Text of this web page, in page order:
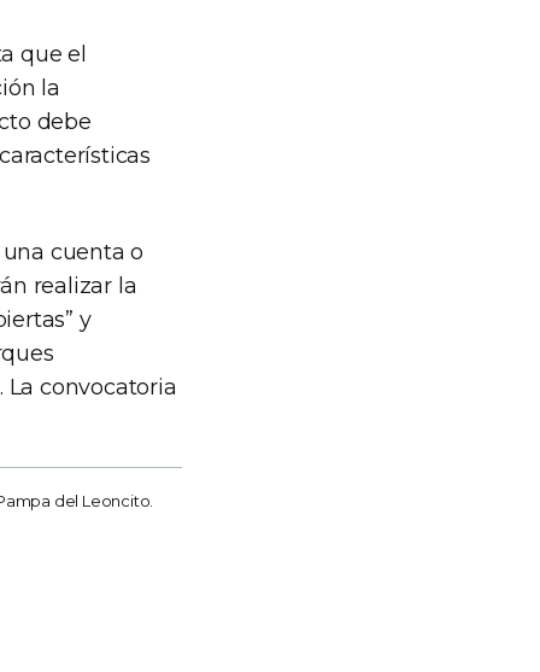
que el
la
debe
cuenta o
realizar la
y
La convocatoria
del Leoncito.